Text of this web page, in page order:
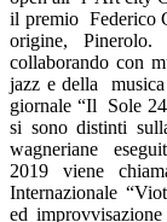
il premio Federico
origine,
collaborando con
jazz e della musica
giornale “Il Sole
si sono distinti
wagneriane
2019 viene
Internazionale
ed